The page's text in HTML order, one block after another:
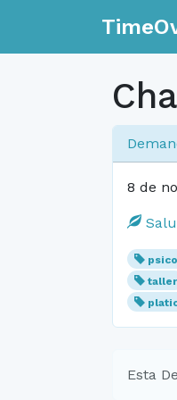
8 de
taller
Esta